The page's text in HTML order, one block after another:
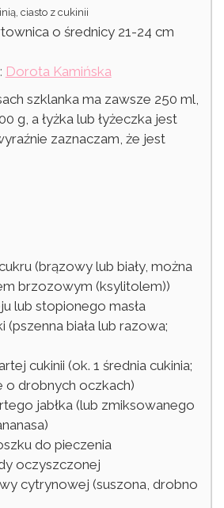
ciasto z cukinii
o średnicy 21-24 cm
Dorota Kamińska
g, a łyżka lub łyżeczka jest
zaznaczam, że jest
(brązowy lub biały, można
brzozowym (ksylitolem))
lub stopionego masła
(pszenna biała lub razowa;
cukinii (ok. 1 średnia cukinia;
o drobnych oczkach)
jabłka (lub zmiksowanego
do pieczenia
oczyszczonej
cytrynowej (suszona, drobno